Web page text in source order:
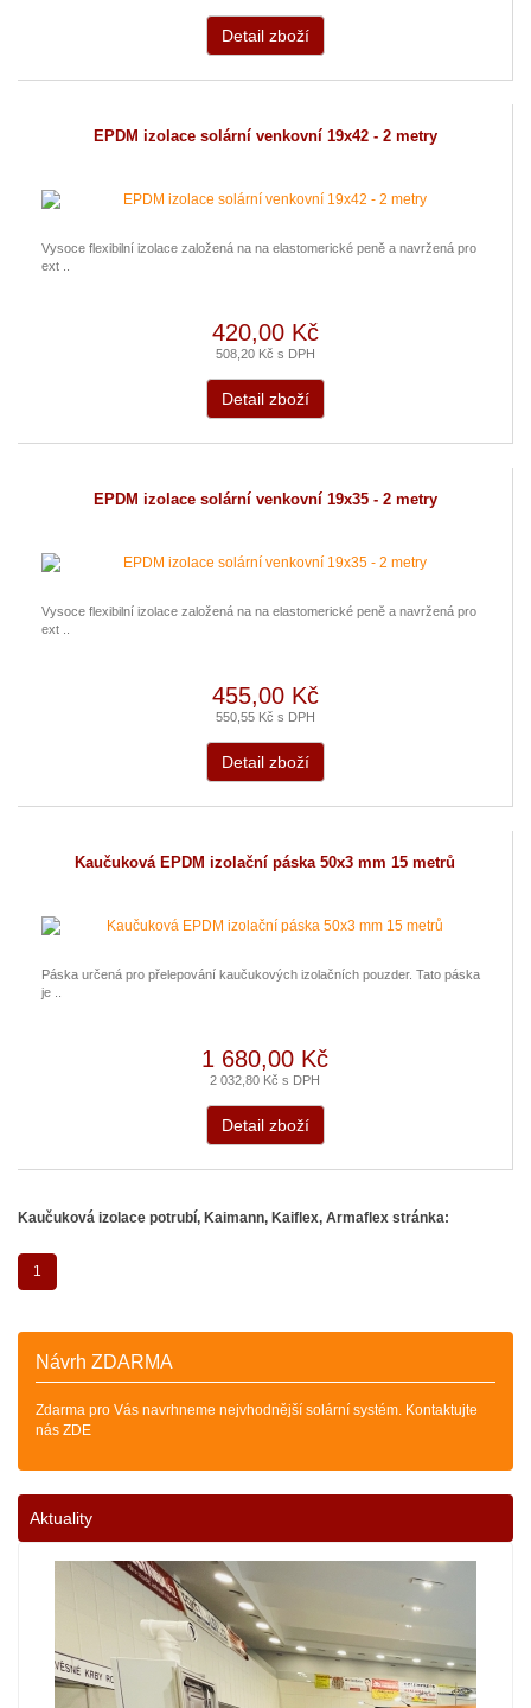
Detail zboží
EPDM izolace solární venkovní 19x42 - 2 metry
Vysoce flexibilní izolace založená na na elastomerické peně a navržená pro
ext ..
420,00 Kč
508,20 Kč s DPH
Detail zboží
EPDM izolace solární venkovní 19x35 - 2 metry
Vysoce flexibilní izolace založená na na elastomerické peně a navržená pro
ext ..
455,00 Kč
550,55 Kč s DPH
Detail zboží
Kaučuková EPDM izolační páska 50x3 mm 15 metrů
Páska určená pro přelepování kaučukových izolačních pouzder. Tato páska
je ..
1 680,00 Kč
2 032,80 Kč s DPH
Detail zboží
Kaučuková izolace potrubí, Kaimann, Kaiflex, Armaflex stránka:
1
Návrh ZDARMA
Zdarma pro Vás navrhneme nejvhodnější solární systém. Kontaktujte
nás ZDE
Aktuality